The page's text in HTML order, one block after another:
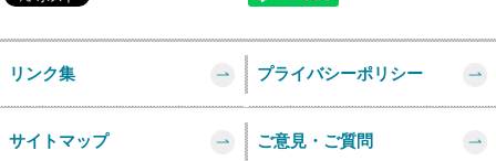
リンク集 プライバシーポリシー
サイトマップ ご意見・ご質問